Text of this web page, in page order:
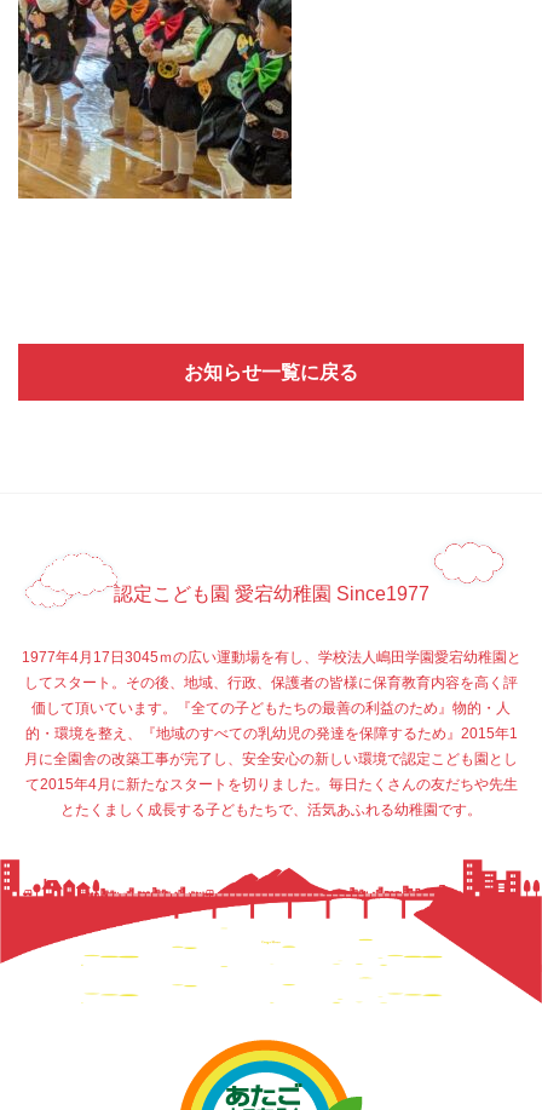
お知らせ一覧に戻る
認定こども園 愛宕幼稚園 Since1977
1977年4月17日3045ｍの広い運動場を有し、学校法人嶋田学園愛宕幼稚園と
してスタート。その後、地域、行政、保護者の皆様に保育教育内容を高く評
価して頂いています。『全ての子どもたちの最善の利益のため』物的・人
的・環境を整え、『地域のすべての乳幼児の発達を保障するため』2015年1
月に全園舎の改築工事が完了し、安全安心の新しい環境で認定こども園とし
て2015年4月に新たなスタートを切りました。毎日たくさんの友だちや先生
とたくましく成長する子どもたちで、活気あふれる幼稚園です。